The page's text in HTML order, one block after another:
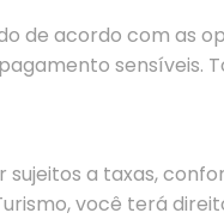
de acordo com as
sensíveis.
a taxas,
você terá